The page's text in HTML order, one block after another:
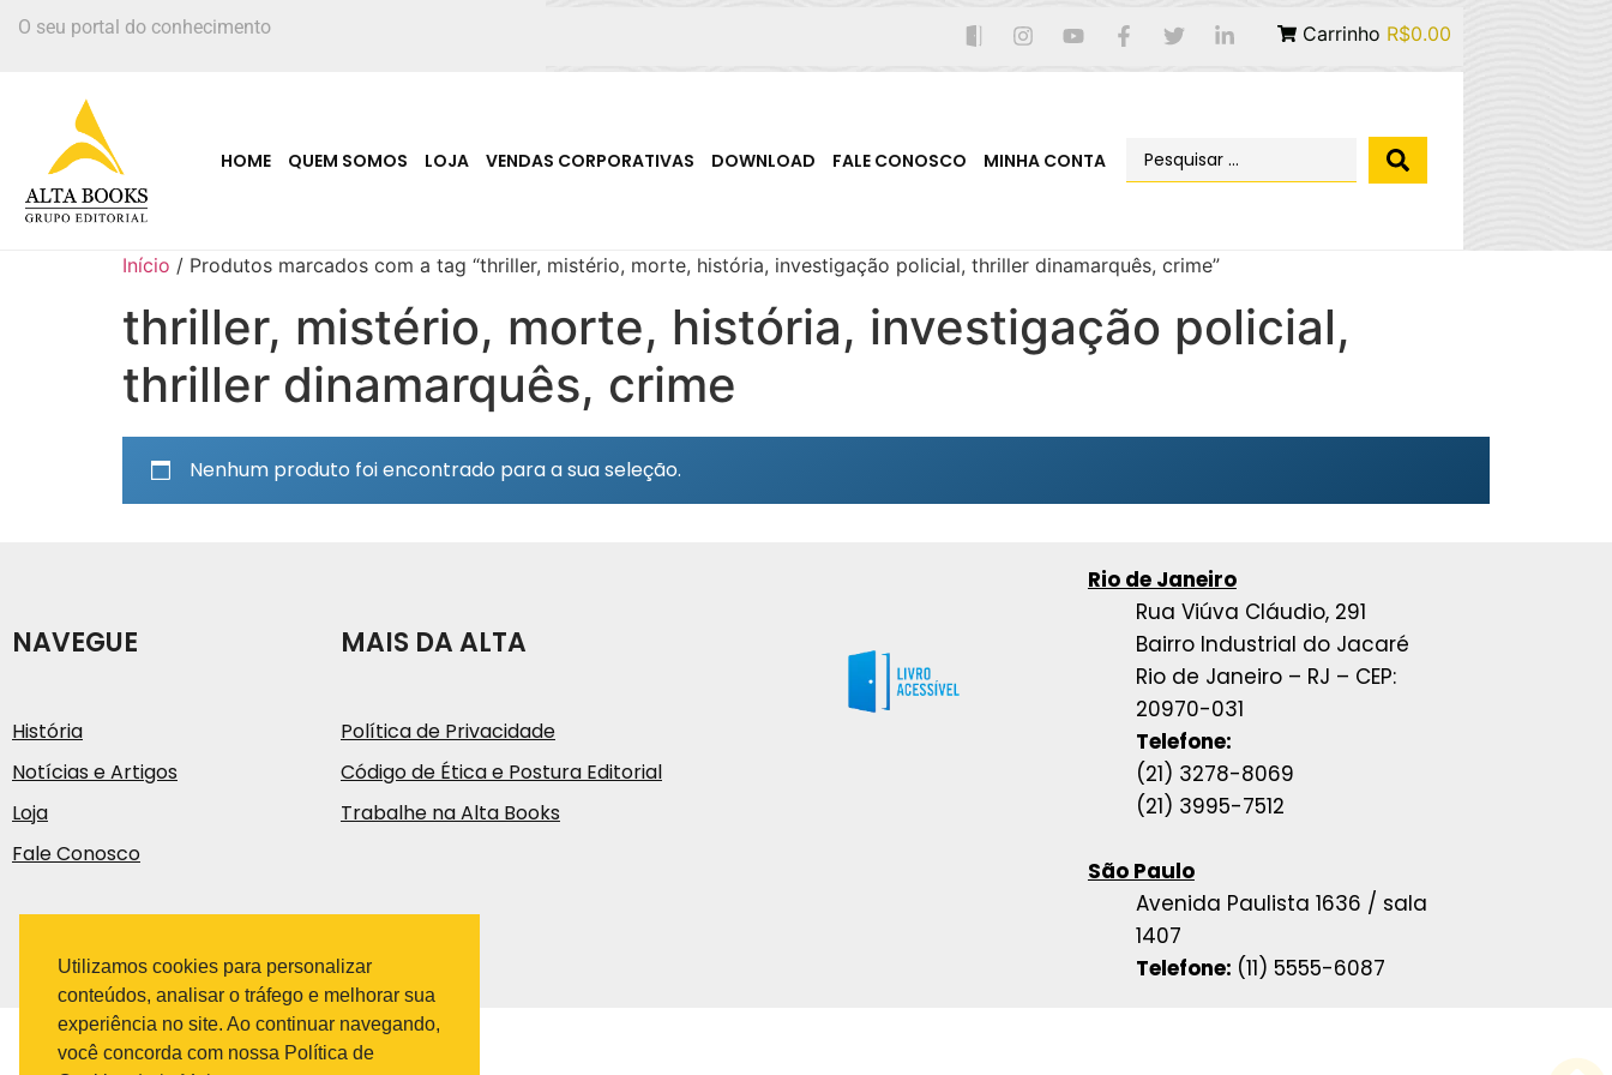
O seu portal do conhecimento Carrinho R$0.00
HOME QUEM SOMOS LOJA VENDAS CORPORATIVAS DOWNLOAD FALE CONOSCO MINHA CONTA
Início / Produtos marcados com a tag “thriller, mistério, morte, história, investigação policial, thriller dinamarquês, crime”
thriller, mistério, morte, história, investigação policial,
thriller dinamarquês, crime
Nenhum produto foi encontrado para a sua seleção.
NAVEGUE
História
Notícias e Artigos
Loja
Fale Conosco
MAIS DA ALTA
Política de Privacidade
Código de Ética e Postura Editorial
Trabalhe na Alta Books
Rio de Janeiro
Rua Viúva Cláudio, 291
Bairro Industrial do Jacaré
Rio de Janeiro – RJ – CEP:
20970-031
Telefone:
(21) 3278-8069
(21) 3995-7512
São Paulo
Avenida Paulista 1636 / sala
1407
Telefone: (11) 5555-6087
Utilizamos cookies para personalizar
conteúdos, analisar o tráfego e melhorar sua
experiência no site. Ao continuar navegando,
você concorda com nossa Política de